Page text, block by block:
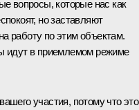
вопросы, которые нас как
но заставляют
работу по этим объектам.
идут в приемлемом режиме
участия, потому что это